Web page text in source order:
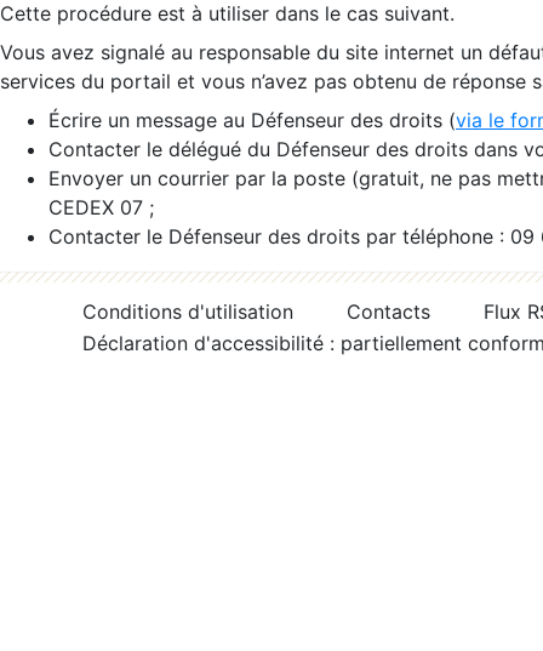
Cette procédure est à utiliser dans le cas suivant.
Vous avez signalé au responsable du site internet un
services du portail et vous n’avez pas obtenu de réponse
Écrire un message au Défenseur des droits (via le
Contacter le délégué du Défenseur des droits dans
Envoyer un courrier par la poste (gratuit, ne pas
CEDEX 07 ;
Contacter le Défenseur des droits par téléphone :
Conditions d'utilisation Contacts
Flux
Déclaration d'accessibilité : partiellement